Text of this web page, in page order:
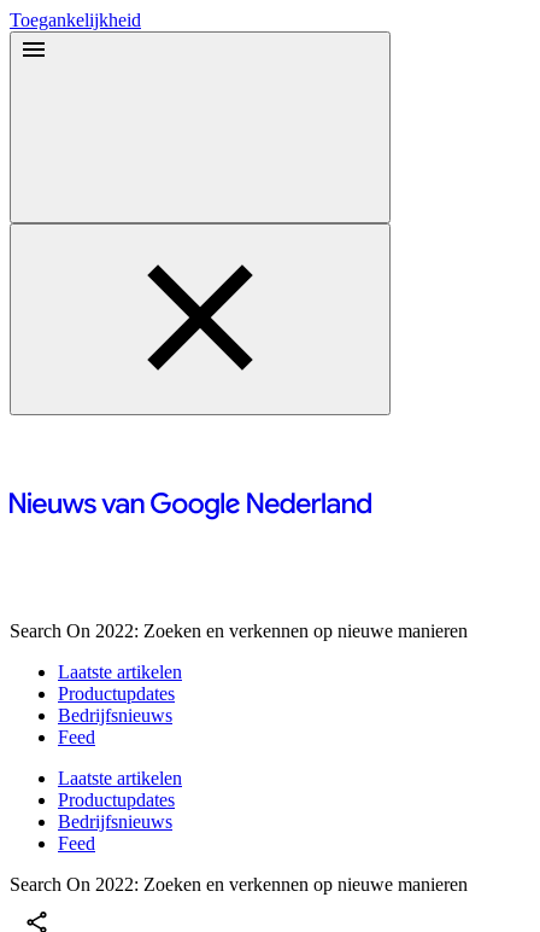
Toegankelijkheid
Search On 2022: Zoeken en verkennen op nieuwe manieren
Laatste artikelen
Productupdates
Bedrijfsnieuws
Feed
Laatste artikelen
Productupdates
Bedrijfsnieuws
Feed
Search On 2022: Zoeken en verkennen op nieuwe manieren